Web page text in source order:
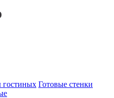
гостиных Готовые стенки